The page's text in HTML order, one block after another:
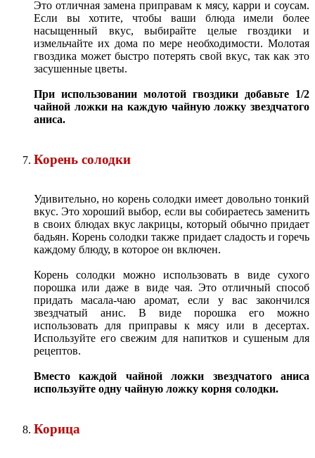
Это отличная замена приправам к мясу, карри и соусам.
Если вы хотите, чтобы ваши блюда имели более
насыщенный вкус, выбирайте целые гвоздики и
измельчайте их дома по мере необходимости. Молотая
гвоздика может быстро потерять свой вкус, так как это
засушенные цветы.
При использовании молотой гвоздики добавьте 1/2
чайной ложки на каждую чайную ложку звездчатого
аниса.
Корень солодки
Удивительно, но корень солодки имеет довольно тонкий
вкус. Это хороший выбор, если вы собираетесь заменить
в своих блюдах вкус лакрицы, который обычно придает
бадьян. Корень солодки также придает сладость и горечь
каждому блюду, в которое он включен.
Корень солодки можно использовать в виде сухого
порошка или даже в виде чая. Это отличный способ
придать масала-чаю аромат, если у вас закончился
звездчатый анис. В виде порошка его можно
использовать для приправы к мясу или в десертах.
Используйте его свежим для напитков и сушеным для
рецептов.
Вместо каждой чайной ложки звездчатого аниса
используйте одну чайную ложку корня солодки.
Корица